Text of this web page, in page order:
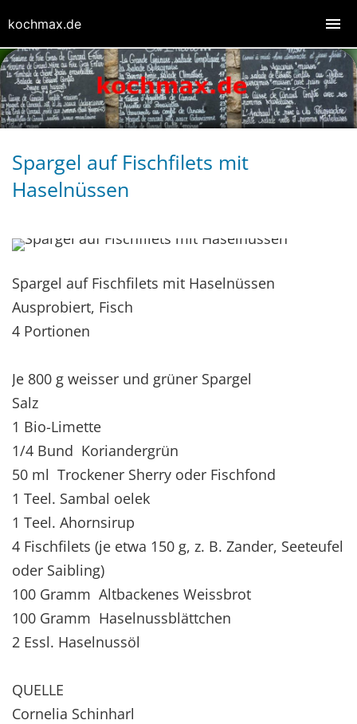
Spargel auf Fischfilets mit
Haselnüssen
Spargel auf Fischfilets mit Haselnüssen
Ausprobiert, Fisch
4 Portionen
Je 800 g weisser und grüner Spargel
Salz
1 Bio-Limette
1/4 Bund Koriandergrün
50 ml Trockener Sherry oder Fischfond
1 Teel. Sambal oelek
1 Teel. Ahornsirup
4 Fischfilets (je etwa 150 g, z. B. Zander, Seeteufel
oder Saibling)
100 Gramm Altbackenes Weissbrot
100 Gramm Haselnussblättchen
2 Essl. Haselnussöl
QUELLE
Cornelia Schinharl
kochmax.de